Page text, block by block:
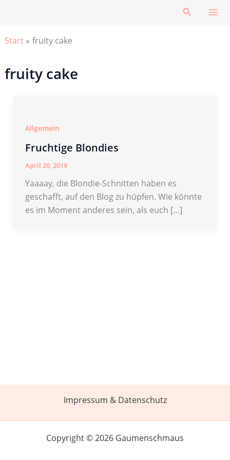
Suchen
Start fruity cake
fruity cake
Allgemein
Fruchtige Blondies
April 20, 2019
Yaaaay, die Blondie-Schnitten haben es
geschafft, auf den Blog zu hüpfen. Wie könnte
es im Moment anderes sein, als euch […]
Impressum & Datenschutz
Copyright © 2026 Gaumenschmaus